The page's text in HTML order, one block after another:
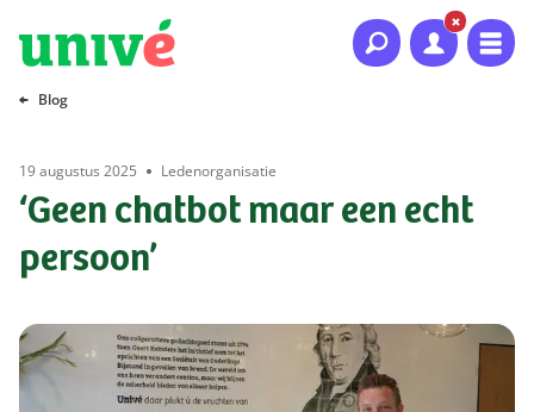
Naar hoofdinhoud
Naar hoofdnavigatie
Naar footer
Blog
19 augustus 2025 Ledenorganisatie
‘Geen chatbot maar een echt
persoon’